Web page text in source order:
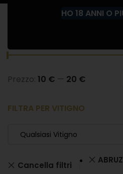
HO 18 ANNI O
Prezzo: 10 € — 20 €
FILTRA PER VITIGNO
Qualsiasi Vitigno
Cancella filtri